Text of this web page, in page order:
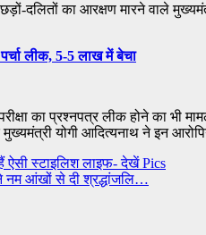
दलितों का आरक्षण मारने वाले
लीक, 5-5 लाख में बेचा
परीक्षा का प्रश्नपत्र लीक होने का भी
योगी आदित्यनाथ ने इन
ऐसी स्टाइलिश लाइफ- देखें Pics
नम आंखों से दी श्रद्धांजलि…